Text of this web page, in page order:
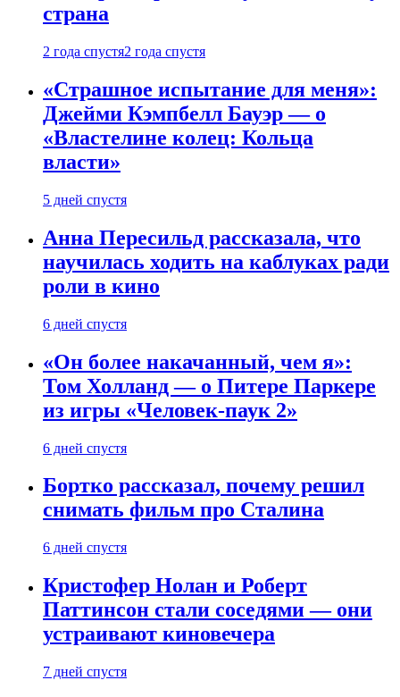
страна
2 года спустя2 года спустя
«Страшное испытание для меня»:
Джейми Кэмпбелл Бауэр — о
«Властелине колец: Кольца
власти»
5 дней спустя
Анна Пересильд рассказала, что
научилась ходить на каблуках ради
роли в кино
6 дней спустя
«Он более накачанный, чем я»:
Том Холланд — о Питере Паркере
из игры «Человек-паук 2»
6 дней спустя
Бортко рассказал, почему решил
снимать фильм про Сталина
6 дней спустя
Кристофер Нолан и Роберт
Паттинсон стали соседями — они
устраивают киновечера
7 дней спустя